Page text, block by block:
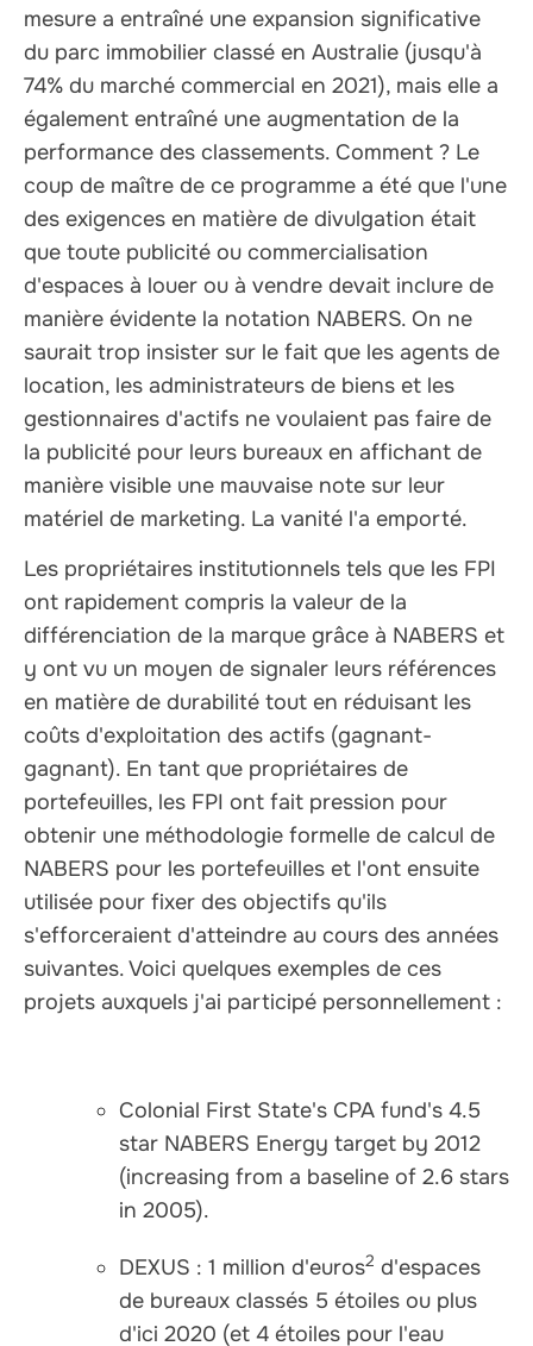
mesure a entraîné une expansion significative
du parc immobilier classé en Australie (jusqu'à
74% du marché commercial en 2021), mais elle a
également entraîné une augmentation de la
performance des classements. Comment ? Le
coup de maître de ce programme a été que l'une
des exigences en matière de divulgation était
que toute publicité ou commercialisation
d'espaces à louer ou à vendre devait inclure de
manière évidente la notation NABERS. On ne
saurait trop insister sur le fait que les agents de
location, les administrateurs de biens et les
gestionnaires d'actifs ne voulaient pas faire de
la publicité pour leurs bureaux en affichant de
manière visible une mauvaise note sur leur
matériel de marketing. La vanité l'a emporté.
Les propriétaires institutionnels tels que les FPI
ont rapidement compris la valeur de la
différenciation de la marque grâce à NABERS et
y ont vu un moyen de signaler leurs références
en matière de durabilité tout en réduisant les
coûts d'exploitation des actifs (gagnant-
gagnant). En tant que propriétaires de
portefeuilles, les FPI ont fait pression pour
obtenir une méthodologie formelle de calcul de
NABERS pour les portefeuilles et l'ont ensuite
utilisée pour fixer des objectifs qu'ils
s'efforceraient d'atteindre au cours des années
suivantes. Voici quelques exemples de ces
projets auxquels j'ai participé personnellement :
Colonial First State's CPA fund's 4.5
star NABERS Energy target by 2012
(increasing from a baseline of 2.6 stars
in 2005).
DEXUS : 1 million d'euros2 d'espaces
de bureaux classés 5 étoiles ou plus
d'ici 2020 (et 4 étoiles pour l'eau